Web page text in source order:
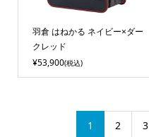
羽倉 はねかる ネイビー×ダー
クレッド
¥53,900(税込)
1 2 3